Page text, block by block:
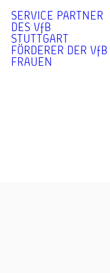
SERVICE PARTNER
DES VfB
STUTTGART
FÖRDERER DER VfB
FRAUEN